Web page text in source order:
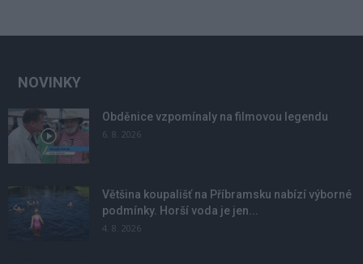
NOVINKY
Obděnice vzpomínaly na filmovou legendu
6. 8. 2026
Většina koupališť na Příbramsku nabízí výborné
podmínky. Horší voda je jen...
4. 8. 2026